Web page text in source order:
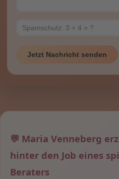
Jetzt Nachricht senden
💬 Maria Venneberg
hinter den Job eines
Beraters